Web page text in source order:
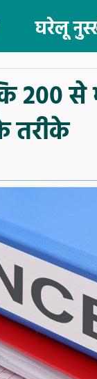
घरेलू
200 से
तरीके